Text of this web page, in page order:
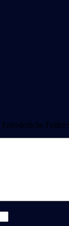
Erforderliche Felder